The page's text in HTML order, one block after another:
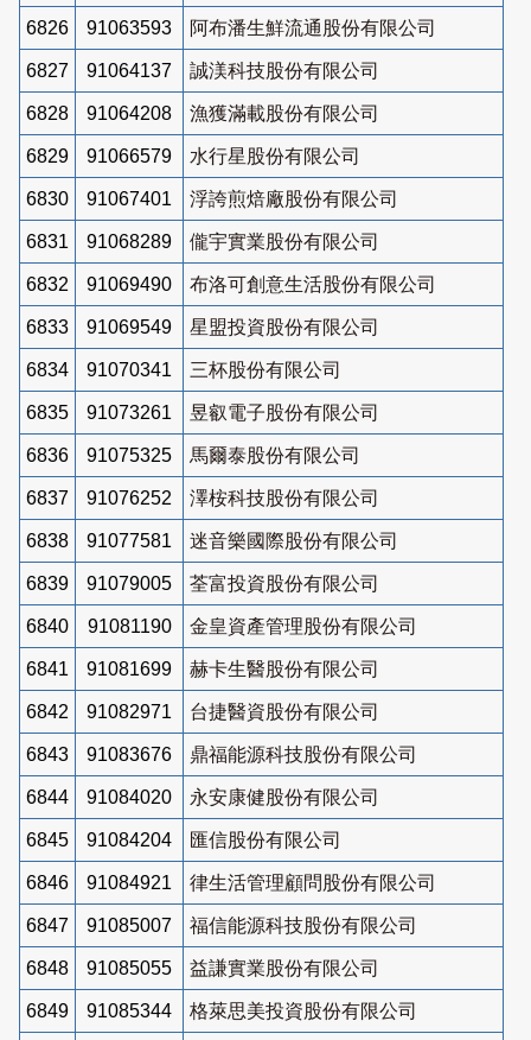
6826 91063593 阿布潘生鮮流通股份有限公司
6827 91064137 誠渼科技股份有限公司
6828 91064208 漁獲滿載股份有限公司
6829 91066579 水行星股份有限公司
6830 91067401 浮誇煎焙廠股份有限公司
6831 91068289 儱宇實業股份有限公司
6832 91069490 布洛可創意生活股份有限公司
6833 91069549 星盟投資股份有限公司
6834 91070341 三杯股份有限公司
6835 91073261 昱叡電子股份有限公司
6836 91075325 馬爾泰股份有限公司
6837 91076252 澤桉科技股份有限公司
6838 91077581 迷音樂國際股份有限公司
6839 91079005 荃富投資股份有限公司
6840 91081190 金皇資產管理股份有限公司
6841 91081699 赫卡生醫股份有限公司
6842 91082971 台捷醫資股份有限公司
6843 91083676 鼎福能源科技股份有限公司
6844 91084020 永安康健股份有限公司
6845 91084204 匯信股份有限公司
6846 91084921 律生活管理顧問股份有限公司
6847 91085007 福信能源科技股份有限公司
6848 91085055 益謙實業股份有限公司
6849 91085344 格萊思美投資股份有限公司